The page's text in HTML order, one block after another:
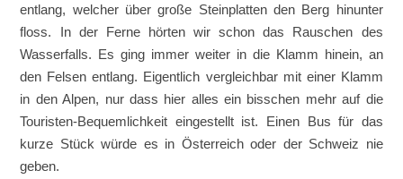
entlang, welcher über große Steinplatten den Berg hinunter
floss. In der Ferne hörten wir schon das Rauschen des
Wasserfalls. Es ging immer weiter in die Klamm hinein, an
den Felsen entlang. Eigentlich vergleichbar mit einer Klamm
in den Alpen, nur dass hier alles ein bisschen mehr auf die
Touristen-Bequemlichkeit eingestellt ist. Einen Bus für das
kurze Stück würde es in Österreich oder der Schweiz nie
geben.